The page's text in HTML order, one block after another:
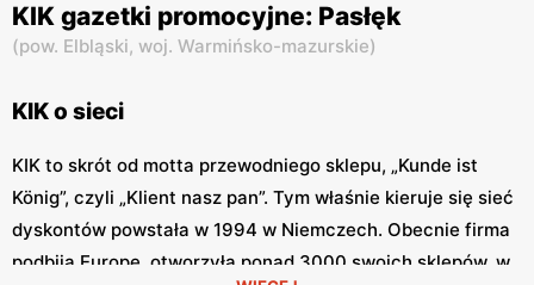
KIK gazetki promocyjne: Pasłęk
(pow. Elbląski, woj. Warmińsko-mazurskie)
KIK o sieci
KIK to skrót od motta przewodniego sklepu, „Kunde ist
König”, czyli „Klient nasz pan”. Tym właśnie kieruje się sieć
dyskontów powstała w 1994 w Niemczech. Obecnie firma
podbija Europę, otworzyła ponad 3000 swoich sklepów, w